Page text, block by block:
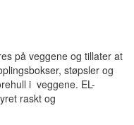
på veggene og tillater at
støpsler og
i veggene. EL-
raskt og